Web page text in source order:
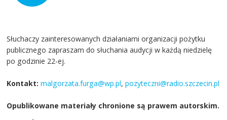
Słuchaczy zainteresowanych działaniami organizacji pożytku
publicznego zapraszam do słuchania audycji w każdą niedzielę
po godzinie 22-ej.
Kontakt: malgorzata.furga@wp.pl,pozyteczni@radio.szczecin.pl
Opublikowane materiały chronione są prawem autorskim.